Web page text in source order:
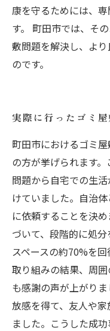
康を守るためには、
す。 町田市では、そ
敷問題を解決し、よ
のです。
実際に行ったゴミ
町田市におけるゴミ
の方が挙げられます
問題から自宅での生
けていました。自治
に依頼することを決
づいて、段階的に処
スペースの約70%を
取り組みの結果、周
も感謝の声が上がり
放感を得て、友人や
ました。こうした成